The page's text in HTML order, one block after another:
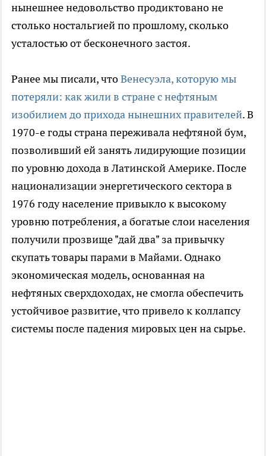
нынешнее недовольство продиктовано не
столько ностальгией по прошлому, сколько
усталостью от бесконечного застоя.
Ранее мы писали, чтоВенесуэла, которую мы
потеряли: как жили в стране с нефтяным
изобилием до прихода нынешних правителей. В
1970-е годы страна переживала нефтяной бум,
позволивший ей занять лидирующие позиции
по уровню дохода в Латинской Америке. После
национализации энергетического сектора в
1976 году население привыкло к высокому
уровню потребления, а богатые слои населения
получили прозвище "дай два" за привычку
скупать товары парами в Майами. Однако
экономическая модель, основанная на
нефтяных сверхдоходах, не смогла обеспечить
устойчивое развитие, что привело к коллапсу
системы после падения мировых цен на сырье.